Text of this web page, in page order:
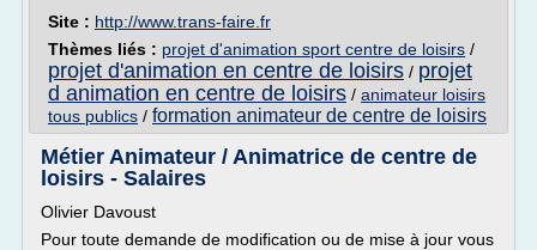
Site : http://www.trans-faire.fr
Thèmes liés : projet d'animation sport centre de loisirs /
projet d'animation en centre de loisirs / projet
d animation en centre de loisirs / animateur loisirs
tous publics / formation animateur de centre de loisirs
Métier Animateur / Animatrice de centre de
loisirs - Salaires
Olivier Davoust
Pour toute demande de modification ou de mise à jour vous